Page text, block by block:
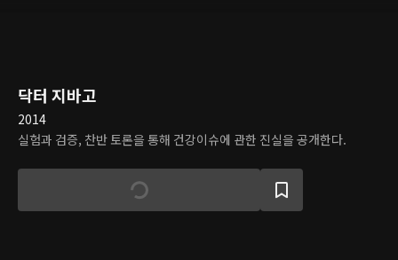
닥터 지바고
2014
실험과 검증, 찬반 토론을 통해 건강이슈에 관한 진실을 공개한다.